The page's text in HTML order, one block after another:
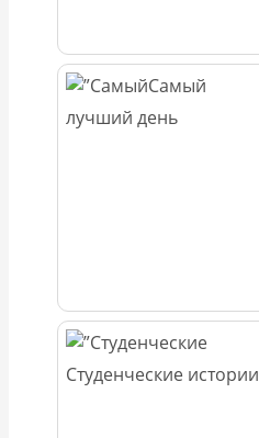
Самый
лучший день
Студенческие истории